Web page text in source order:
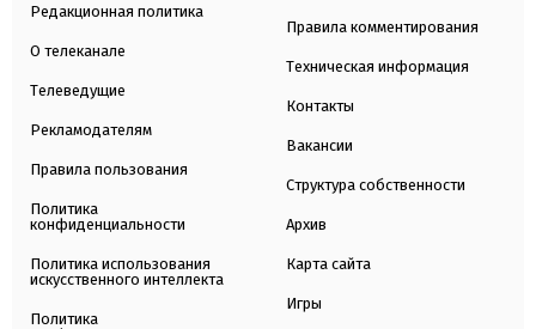
Редакционная политика
О телеканале
Телеведущие
Рекламодателям
Правила пользования
Политика
конфиденциальности
Политика использования
искусственного интеллекта
Политика
Правила комментирования
Техническая информация
Контакты
Вакансии
Структура собственности
Архив
Карта сайта
Игры